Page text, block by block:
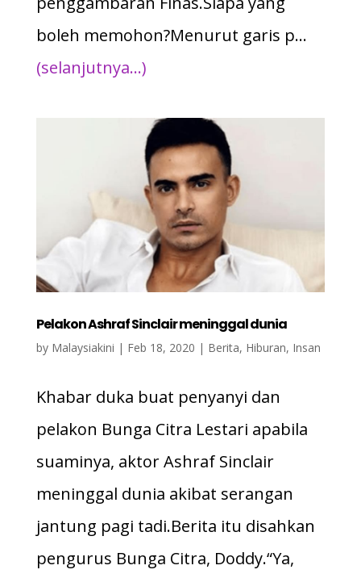
boleh memohon?Menurut garis p…
(selanjutnya…)
Pelakon Ashraf Sinclair meninggal dunia
by Malaysiakini | Feb 18, 2020 | Berita, Hiburan, Insan
Khabar duka buat penyanyi dan
pelakon Bunga Citra Lestari apabila
suaminya, aktor Ashraf Sinclair
meninggal dunia akibat serangan
jantung pagi tadi.Berita itu disahkan
pengurus Bunga Citra, Doddy.“Ya,